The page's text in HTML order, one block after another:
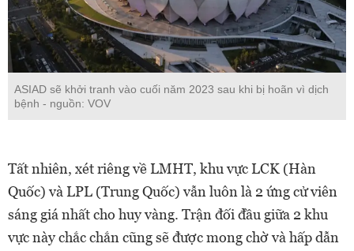
ASIAD sẽ khởi tranh vào cuối năm 2023 sau khi bị hoãn vì dịch
bệnh - nguồn: VOV
Tất nhiên, xét riêng về LMHT, khu vực LCK (Hàn
Quốc) và LPL (Trung Quốc) vẫn luôn là 2 ứng cử viên
sáng giá nhất cho huy vàng. Trận đối đầu giữa 2 khu
vực này chắc chắn cũng sẽ được mong chờ và hấp dẫn